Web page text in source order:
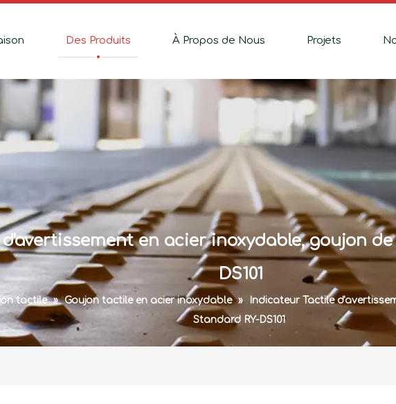
Des Produits À Propos de Nous Projets
en acier inoxydable, goujon
DS101
tactile » Goujon tactile en acier inoxydable »
Indicateur Tactile
Standard RY-DS101